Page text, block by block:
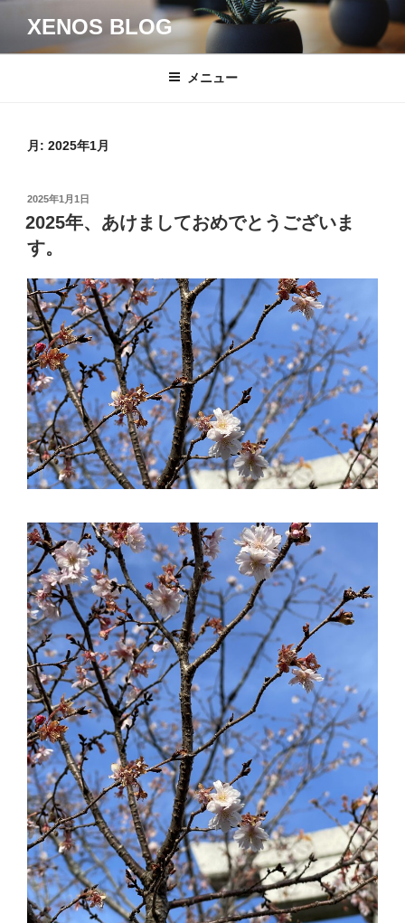
テ
XENOS BLOG
メニュー
月: 2025年1月
投
稿
日:
2025年1月1日
2025年、あけましておめでとうございま
す。